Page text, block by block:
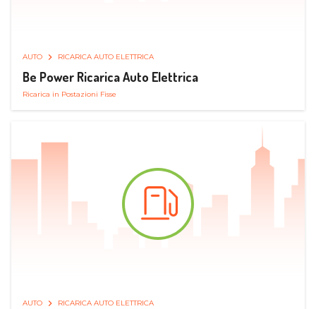
AUTO RICARICA AUTO ELETTRICA
Be Power Ricarica Auto Elettrica
Ricarica in Postazioni Fisse
AUTO RICARICA AUTO ELETTRICA